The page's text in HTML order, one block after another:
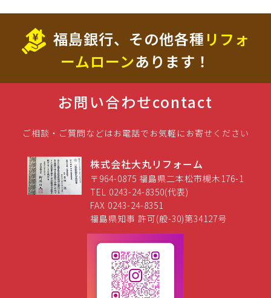
福島銀行、その他各種 リフォ
ームローンあります！
お問い合わせcontact
ご相談・ご質問などはお電話でお気軽にお寄せください
株式会社大丸リフォーム
〒964-0875 福島県二本松市槻木176-1
TEL 0243-24-8350(代表)
FAX 0243-24-8351
福島県知事 許可(般-30)第34127号